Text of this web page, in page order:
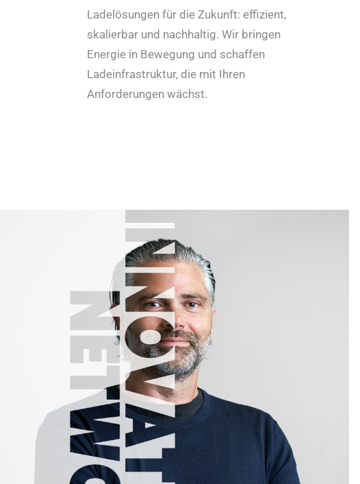
Ladelösungen für die Zukunft: effizient,
skalierbar und nachhaltig. Wir bringen
Energie in Bewegung und schaffen
Ladeinfrastruktur, die mit Ihren
Anforderungen wächst.